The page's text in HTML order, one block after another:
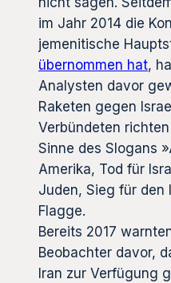
im Jahr 2014 die
jemenitische
übernommen hat,
Analysten davor
Raketen gegen
Verbündeten
Sinne des Slogans
Amerika, Tod für
Juden, Sieg für den
Flagge.
Bereits 2017
Beobachter davor,
Iran zur Verfügung